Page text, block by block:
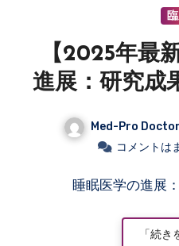
【2025年最
進展：研究成
Med-Pro
コメントは
睡眠医学の進
「続き